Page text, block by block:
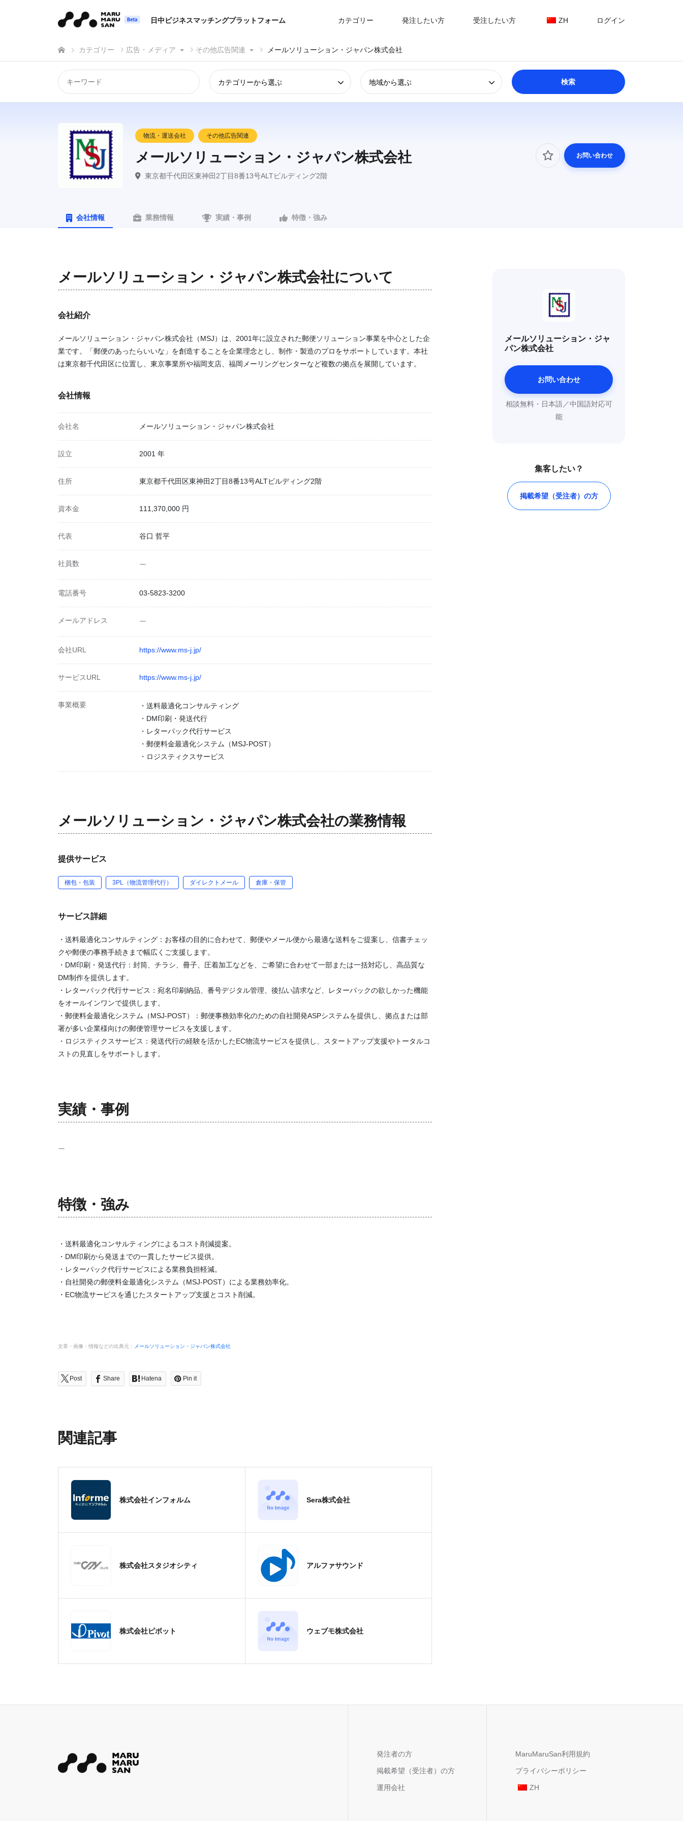
日中ビジネスマッチングプラットフォーム カテゴリー 発注したい方 受注したい方 ZH ログイン
カテゴリー 広告・メディア その他広告関連 メールソリューション・ジャパン株式会社
カテゴリーから選ぶ 地域から選ぶ
物流・運送会社 その他広告関連
メールソリューション・ジャパン株式会社
東京都千代田区東神田2丁目8番13号ALTビルディング2階
お問い合わせ
会社情報 業務情報 実績・事例 特徴・強み
メールソリューション・ジャパン株式会社について
会社紹介
メールソリューション・ジャパン株式会社（MSJ）は、2001年に設立された郵便ソリューション事業を中心とした企
業です。「郵便のあったらいいな」を創造することを企業理念とし、制作・製造のプロをサポートしています。本社
は東京都千代田区に位置し、東京事業所や福岡支店、福岡メーリングセンターなど複数の拠点を展開しています。
会社情報
会社名 メールソリューション・ジャパン株式会社
設立 2001 年
住所 東京都千代田区東神田2丁目8番13号ALTビルディング2階
資本金 111,370,000 円
代表 谷口 哲平
社員数 ー
電話番号 03-5823-3200
メールアドレス ー
会社URL https://www.ms-j.jp/
サービスURL https://www.ms-j.jp/
事業概要
・送料最適化コンサルティング
・DM印刷・発送代行
・レターパック代行サービス
・郵便料金最適化システム（MSJ-POST）
・ロジスティクスサービス
メールソリューション・ジャパン株式会社の業務情報
提供サービス
梱包・包装 3PL（物流管理代行） ダイレクトメール 倉庫・保管
サービス詳細
・送料最適化コンサルティング：お客様の目的に合わせて、郵便やメール便から最適な送料をご提案し、信書チェッ
クや郵便の事務手続きまで幅広くご支援します。
・DM印刷・発送代行：封筒、チラシ、冊子、圧着加工などを、ご希望に合わせて一部または一括対応し、高品質な
DM制作を提供します。
・レターパック代行サービス：宛名印刷納品、番号デジタル管理、後払い請求など、レターパックの欲しかった機能
をオールインワンで提供します。
・郵便料金最適化システム（MSJ-POST）：郵便事務効率化のための自社開発ASPシステムを提供し、拠点または部
署が多い企業様向けの郵便管理サービスを支援します。
・ロジスティクスサービス：発送代行の経験を活かしたEC物流サービスを提供し、スタートアップ支援やトータルコ
ストの見直しをサポートします。
実績・事例
ー
特徴・強み
・送料最適化コンサルティングによるコスト削減提案。
・DM印刷から発送までの一貫したサービス提供。
・レターパック代行サービスによる業務負担軽減。
・自社開発の郵便料金最適化システム（MSJ-POST）による業務効率化。
・EC物流サービスを通じたスタートアップ支援とコスト削減。
文章・画像・情報などの出典元： メールソリューション・ジャパン株式会社
Post Share Hatena Pin it
関連記事
株式会社インフォルム Sera株式会社
株式会社スタジオシティ アルファサウンド
株式会社ピボット ウェブモ株式会社
メールソリューション・ジャ
パン株式会社
お問い合わせ
相談無料・日本語／中国語対応可
能
集客したい？
掲載希望（受注者）の方
発注者の方
掲載希望（受注者）の方
運用会社
MaruMaruSan利用規約
プライバシーポリシー
ZH